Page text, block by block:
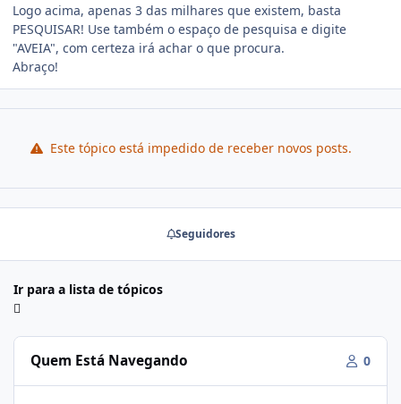
Logo acima, apenas 3 das milhares que existem, basta
PESQUISAR! Use também o espaço de pesquisa e digite
"AVEIA", com certeza irá achar o que procura.
Abraço!
Este tópico está impedido de receber novos posts.
Seguidores
Ir para a lista de tópicos
Quem Está Navegando 0